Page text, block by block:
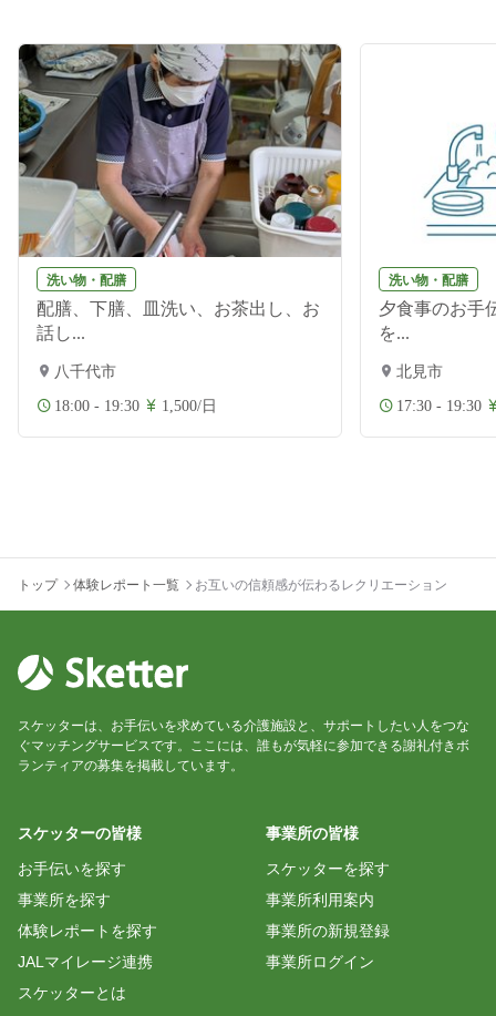
洗い物・配膳
配膳、下膳、皿洗い、お茶出し、お
話し...
八千代市
18:00 - 19:30 1,500/日
洗い物・配膳
夕食事のお手
を...
北見市
17:30 - 19:30
トップ 体験レポート一覧 お互いの信頼感が伝わるレクリエーション
スケッターは、お手伝いを求めている介護施設と、サポートしたい人をつな
ぐマッチングサービスです。ここには、誰もが気軽に参加できる謝礼付きボ
ランティアの募集を掲載しています。
スケッターの皆様
お手伝いを探す
事業所を探す
体験レポートを探す
JALマイレージ連携
スケッターとは
事業所の皆様
スケッターを探す
事業所利用案内
事業所の新規登録
事業所ログイン